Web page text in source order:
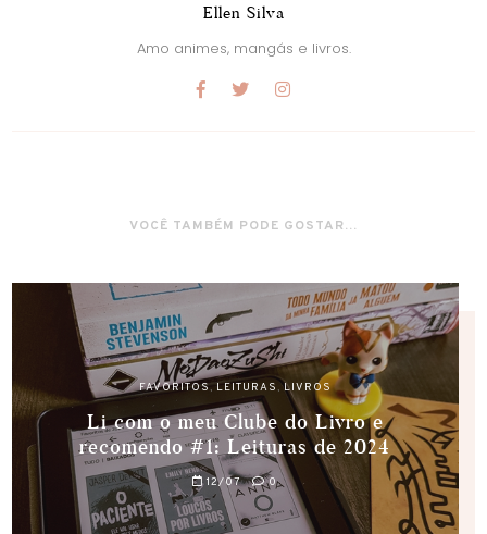
Ellen Silva
Amo animes, mangás e livros.
VOCÊ TAMBÉM PODE GOSTAR...
FAVORITOS, LEITURAS ,LIVROS
Li com o meu Clube do Livro e
recomendo #1: Leituras de 2024
12/07 0